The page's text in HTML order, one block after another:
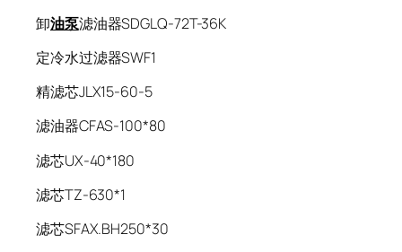
卸油泵滤油器SDGLQ-72T-36K
定冷水过滤器SWF1
精滤芯JLX15-60-5
滤油器CFAS-100*80
滤芯UX-40*180
滤芯TZ-630*1
滤芯SFAX.BH250*30